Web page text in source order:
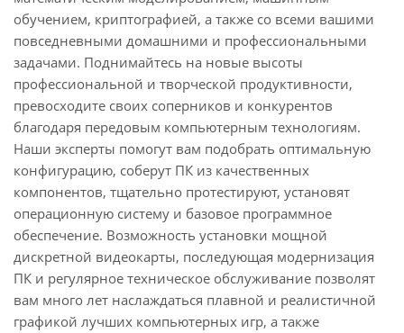
обучением, криптографией, а также со всеми вашими
повседневными домашними и профессиональными
задачами. Поднимайтесь на новые высоты
профессиональной и творческой продуктивности,
превосходите своих соперников и конкурентов
благодаря передовым компьютерным технологиям.
Наши эксперты помогут вам подобрать оптимальную
конфигурацию, соберут ПК из качественных
компонентов, тщательно протестируют, установят
операционную систему и базовое программное
обеспечение. Возможность установки мощной
дискретной видеокарты, последующая модернизация
ПК и регулярное техническое обслуживание позволят
вам много лет наслаждаться плавной и реалистичной
графикой лучших компьютерных игр, а также